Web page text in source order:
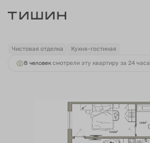
2-комнатная56.49 м
Ипотекаот 37 537 руб.
Чистовая отделка Кухня-гостиная
8 человек смотрели эту квартиру за 24 часа